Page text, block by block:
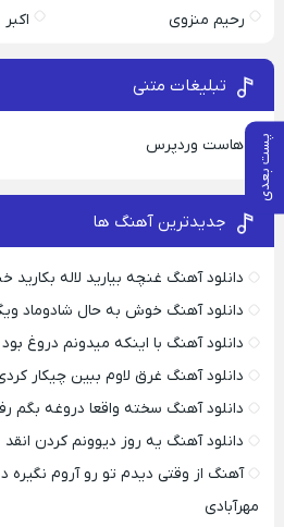
پست بعدی
رحیم منزوی اکبر
تبلیغات متنی
هاست وردپرس
جدیدترین آهنگ ها
دانلود آهنگ غنچه بیارید لاله بکارید
دانلود آهنگ خوش به حال شادوماد
دانلود آهنگ با اینکه میدونم دروغ
دانلود آهنگ غرق لاوم ببین چیکار
دانلود آهنگ سخته واقعا دروغه بگم
دانلود آهنگ یه روز دیوونم کردن
آهنگ از وقتی دیدم تو رو آروم نگیره
مهرآبادی